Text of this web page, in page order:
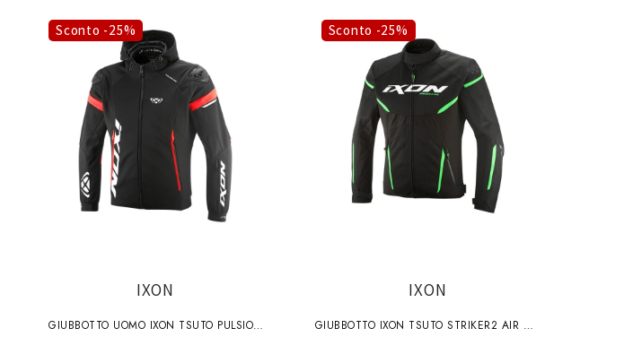
g
f
i
c
Sconto -25%
IXON
GIUBBOTTO UOMO IXON TSUTO PULSION
Sconto -25%
IXON
GIUBBOTTO IXON TSUTO STRIKER2 AIR WP